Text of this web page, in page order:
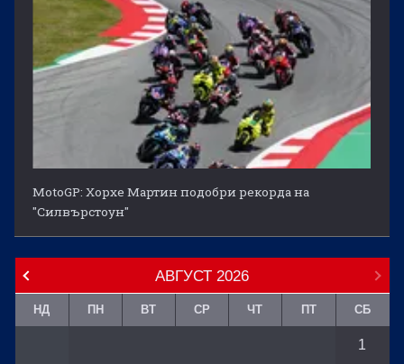
MotoGP: Хорхе Мартин подобри рекорда на
"Силвърстоун"
АВГУСТ 2026
НД ПН ВТ СР ЧТ ПТ СБ
1